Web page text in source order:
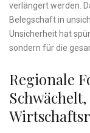
verlängert werden.
Belegschaft in
Unsicherheit hat
sondern für die
Regionale